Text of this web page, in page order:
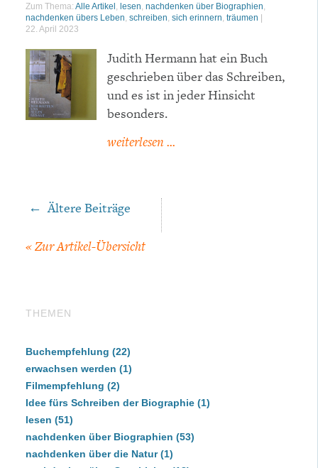
Zum Thema: Alle Artikel , lesen, nachdenken über Biographien,
nachdenken übers Leben, schreiben, sich erinnern, träumen
22. April 2023
Judith Hermann hat ein Buch
geschrieben über das Schreiben,
und es ist in jeder Hinsicht
besonders.
weiterlesen ...
Beitragsnavigation
← Ältere Beiträge
« ZurArtikel-Übersicht
THEMEN
Buchempfehlung (22)
erwachsen werden (1)
Filmempfehlung (2)
Idee fürs Schreiben der Biographie(1)
lesen (51)
nachdenken über Biographien (53)
nachdenken über die Natur(1)